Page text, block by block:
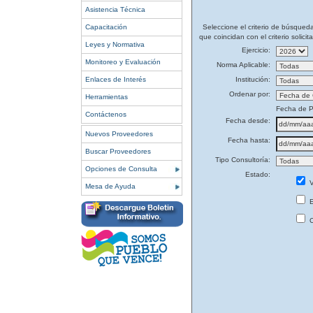
Asistencia Técnica
Capacitación
Leyes y Normativa
Monitoreo y Evaluación
Enlaces de Interés
Herramientas
Contáctenos
Nuevos Proveedores
Buscar Proveedores
Opciones de Consulta
Mesa de Ayuda
Seleccione el criterio de
que coincidan con el criterio
Ejercicio:
Norma Aplicable:
Institución:
Ordenar por:
Fecha de
Fecha desde:
Fecha hasta:
Tipo Consultoría:
Estado: